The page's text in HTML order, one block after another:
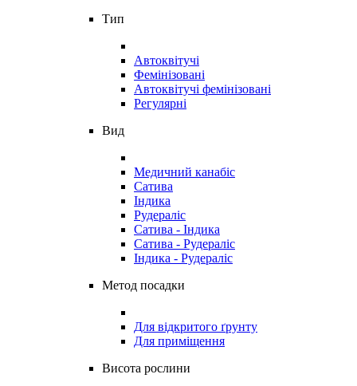
Тип
Автоквітучі
Фемінізовані
Автоквітучі фемінізовані
Регулярні
Вид
Медичний канабіс
Сатива
Індика
Рудераліс
Сатива - Індика
Сатива - Рудераліс
Індика - Рудераліс
Метод посадки
Для відкритого ґрунту
Для приміщення
Висота рослини